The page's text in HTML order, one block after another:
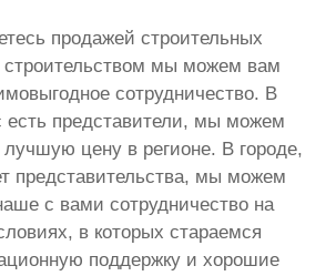
продажей строительных
мы можем вам
сотрудничество. В
есть представители, мы можем
цену в регионе. В городе,
представительства, мы можем
с вами сотрудничество на
в которых стараемся
поддержку и хорошие